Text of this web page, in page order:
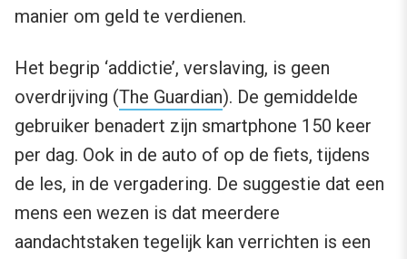
manier om geld te verdienen.
Het begrip ‘addictie’, verslaving, is geen
overdrijving (The Guardian). De gemiddelde
gebruiker benadert zijn smartphone 150 keer
per dag. Ook in de auto of op de fiets, tijdens
de les, in de vergadering. De suggestie dat een
mens een wezen is dat meerdere
aandachtstaken tegelijk kan verrichten is een